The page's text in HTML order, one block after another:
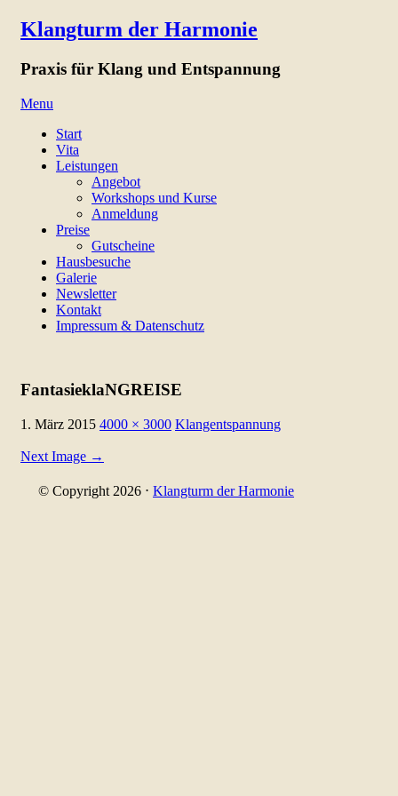
Klangturm der Harmonie
Praxis für Klang und Entspannung
Menu
content
Start
Vita
Leistungen
Angebot
Workshops und Kurse
Anmeldung
Preise
Gutscheine
Hausbesuche
Galerie
Newsletter
Kontakt
Impressum & Datenschutz
FantasieklaNGREISE
1. März 2015 4000 × 3000 Klangentspannung
Next Image →
© Copyright 2026 ⋅ Klangturm der Harmonie